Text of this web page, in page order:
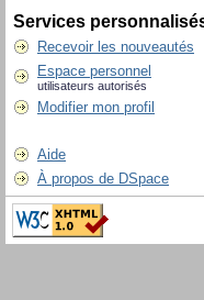
Services
Recevoir les nouveautés
Espace personnel
utilisateurs autorisés
Modifier mon profil
Aide
À propos de DSpace